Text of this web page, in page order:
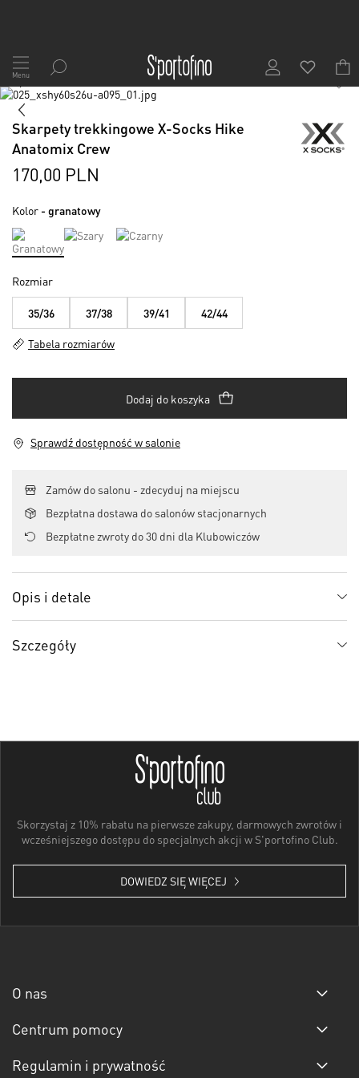
Przejdź
do
treści
Menu
Skip
the
end
the
images
1/2
Skip
the
beginning
gallery
Skarpety trekkingowe X-Socks Hike
Anatomix Crew
170,00 PLN
Kolor - granatowy
Rozmiar
35/36 37/38 39/41 42/44
Tabela rozmiarów
Dodaj do koszyka
Sprawdź dostępność w salonie
Zamów do salonu - zdecyduj na miejscu
Bezpłatna dostawa do salonów stacjonarnych
Bezpłatne zwroty do 30 dni dla Klubowiczów
Opis i detale
Szczegóły
Skorzystaj z 10% rabatu na pierwsze zakupy, darmowych zwrotów i
wcześniejszego dostępu do specjalnych akcji w S'portofino Club.
DOWIEDZ SIĘ WIĘCEJ
O nas
Centrum pomocy
Regulamin i prywatność